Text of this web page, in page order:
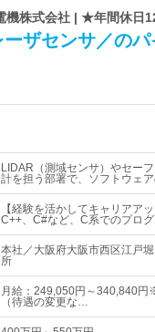
機株式会社 | ★年間休日
ーザセンサ／の
LIDAR（測域センサ）やセー
計を担う部署で、ソフトウェ
【経験を活かしてキャリア
C++、C#など、C系でのプロ
本社／大阪府大阪市西区江戸
所
月給：249,050円～340,840
（待遇の変更な…